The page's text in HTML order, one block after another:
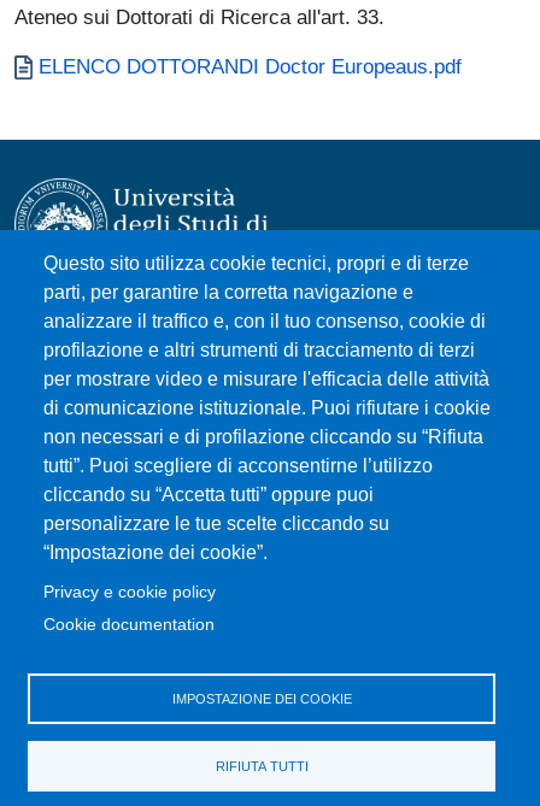
Ateneo sui Dottorati di Ricerca all'art. 33.
Documento
ELENCO DOTTORANDI Doctor Europeaus.pdf
Questo sito utilizza cookie tecnici, propri e di terze
parti, per garantire la corretta navigazione e
analizzare il traffico e, con il tuo consenso, cookie di
profilazione e altri strumenti di tracciamento di terzi
per mostrare video e misurare l'efficacia delle attività
di comunicazione istituzionale. Puoi rifiutare i cookie
non necessari e di profilazione cliccando su “Rifiuta
tutti”. Puoi scegliere di acconsentirne l’utilizzo
cliccando su “Accetta tutti” oppure puoi
personalizzare le tue scelte cliccando su
“Impostazione dei cookie”.
Privacy e cookie policy
Cookie documentation
IMPOSTAZIONE DEI COOKIE
RIFIUTA TUTTI
Università degli Studi di Messina
Piazza Pugliatti, 1 - 98122 Messina
Cod. Fiscale 80004070837
P.IVA 00724160833
Centralino: 090 676 1
MENÙ SOCIAL
MENÙ FOOTER 1
Accessibilità
Mappa del sito
Privacy e cookie policy
Rivedi le tue scelte sui cookie
MENÙ FOOTER 2
Portale di Ateneo
Amministrazione trasparente